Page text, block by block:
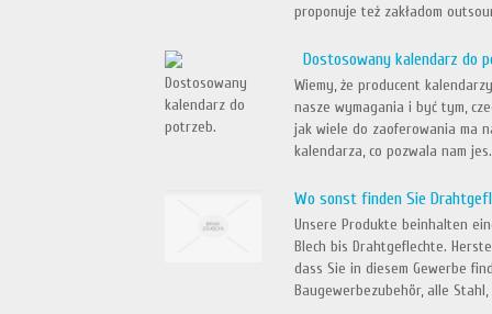
proponuje też zakładom
Dostosowany kalendarz do
Wiemy, że producent
nasze wymagania i być tym,
jak wiele do zaoferowania ma
kalendarza, co pozwala nam
Wo sonst finden Sie
Unsere Produkte beinhalten
Blech bis Drahtgeflechte.
dass Sie in diesem Gewerbe
Baugewerbezubehör, alle